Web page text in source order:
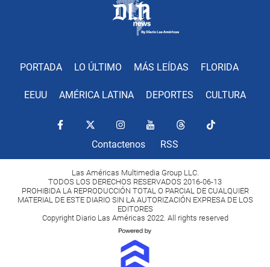
PORTADA LO ÚLTIMO MÁS LEÍDAS FLORIDA
EEUU AMÉRICA LATINA DEPORTES CULTURA
Contactenos RSS
Las Américas Multimedia Group LLC.
TODOS LOS DERECHOS RESERVADOS 2016-06-13
PROHIBIDA LA REPRODUCCIÓN TOTAL O PARCIAL DE CUALQUIER
MATERIAL DE ESTE DIARIO SIN LA AUTORIZACIÓN EXPRESA DE LOS
EDITORES
Copyright Diario Las Américas 2022. All rights reserved